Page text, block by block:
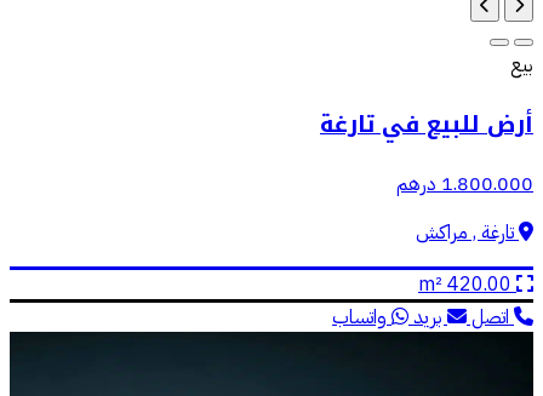
بيع
أرض للبيع في تارغة
1.800.000 درهم
تارغة , مراكش
اتصل
بريد واتساب